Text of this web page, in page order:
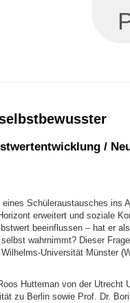
/
Schüleraustausches ins
erweitert und soziale
beeinflussen – hat er
wahrnimmt? Dieser
Universität Münster
Hutteman von der Utrecht
zu Berlin sowie Prof. Dr.